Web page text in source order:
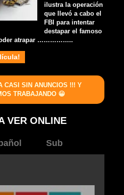
ilustra la operación
que llevó a cabo el
FBI para intentar
destapar el famoso
atrapar ……………..
CASI SIN ANUNCIOS !!! Y
TRABAJANDO 😀
VER ONLINE
Sub